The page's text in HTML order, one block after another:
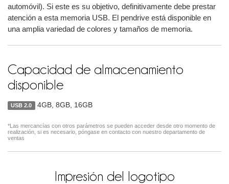
automóvil). Si este es su objetivo, definitivamente debe prestar
atención a esta memoria USB. El pendrive está disponible en
una amplia variedad de colores y tamaños de memoria.
Capacidad de almacenamiento
disponible
USB 2.0 4GB, 8GB, 16GB
*Las mercancías con otros parámetros se pueden acceder desde otro momento de
realización, si es necesario, póngase en contacto con nuestro departamento de
ventas
Impresión del logotipo